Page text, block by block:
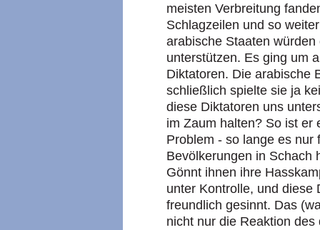
meisten Verbreitung
Schlagzeilen und so
arabische Staaten
unterstützen. Es ging um
Diktatoren. Die arabische
schließlich spielte sie ja
diese Diktatoren uns
im Zaum halten? So ist er
Problem - so lange es nur
Bevölkerungen in Schach
Gönnt ihnen ihre
unter Kontrolle, und diese
freundlich gesinnt. Das
nicht nur die Reaktion